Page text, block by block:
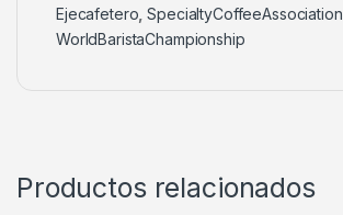
Ejecafetero ,SpecialtyCoffeeAssociation
WorldBaristaChampionship
Productos relacionados